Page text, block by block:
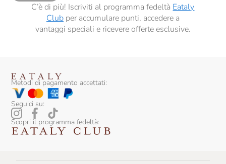
Quadro Carni
Quaja Veneta
Rivoltini
Roi
Répertoire Culinaire
Salsa Natura
C’è di più! Iscriviti al programma fedeltà Eataly
Clubper accumulare punti, accedere a
vantaggi speciali e ricevere offerte esclusive.
Metodi di pagamento accettati:
Seguici su:
Scopri il programma fedeltà: